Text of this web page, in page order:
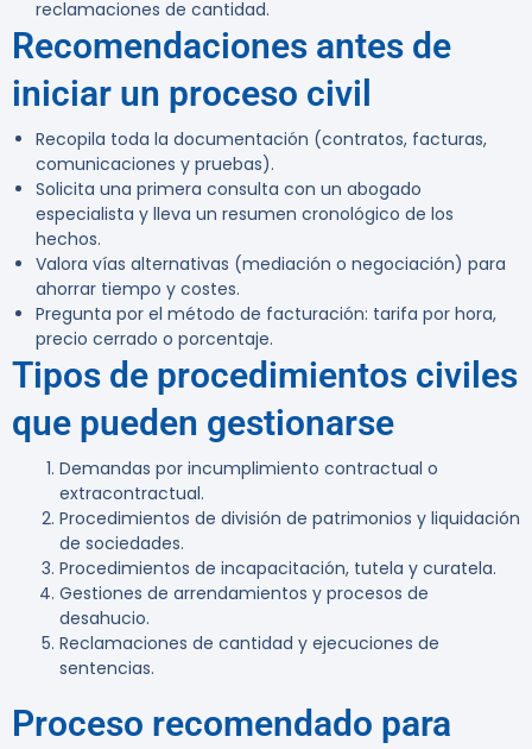
reclamaciones de cantidad.
Recomendaciones antes de
iniciar un proceso civil
Recopila toda la documentación (contratos, facturas,
comunicaciones y pruebas).
Solicita una primera consulta con un abogado
especialista y lleva un resumen cronológico de los
hechos.
Valora vías alternativas (mediación o negociación) para
ahorrar tiempo y costes.
Pregunta por el método de facturación: tarifa por hora,
precio cerrado o porcentaje.
Tipos de procedimientos civiles
que pueden gestionarse
Demandas por incumplimiento contractual o
extracontractual.
Procedimientos de división de patrimonios y liquidación
de sociedades.
Procedimientos de incapacitación, tutela y curatela.
Gestiones de arrendamientos y procesos de
desahucio.
Reclamaciones de cantidad y ejecuciones de
sentencias.
Proceso recomendado para